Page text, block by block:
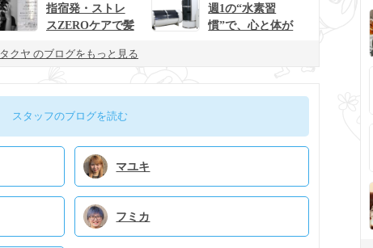
指宿発・ストレ
スZEROケアで髪
uの新提案
週1の“水素習
慣”で、心と体が
タクヤ のブログをもっと見る
スタッフのブログを読む
マユキ
フミカ